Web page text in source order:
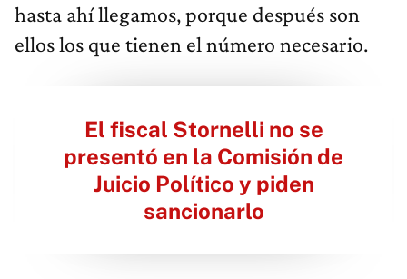
hasta ahí llegamos, porque después son
ellos los que tienen el número necesario.
El fiscal Stornelli no se
presentó en la Comisión de
Juicio Político y piden
sancionarlo